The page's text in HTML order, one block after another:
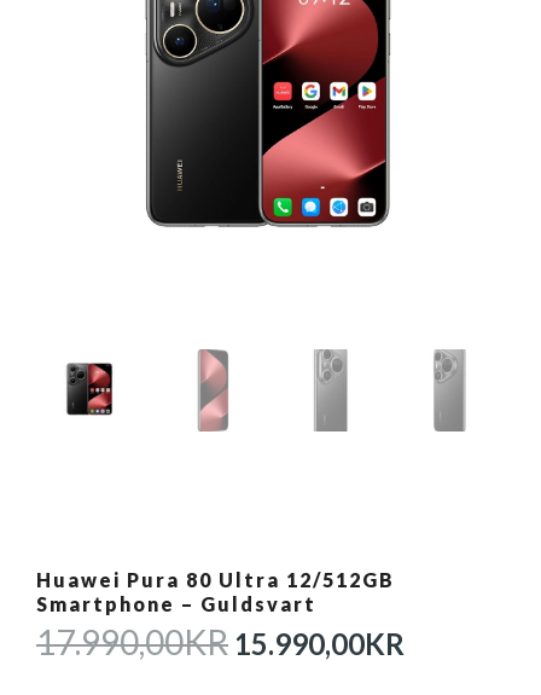
Huawei Pura 80 Ultra 12/512GB
Smartphone – Guldsvart
17.990,00KR DET
URSPRUNGLIGA
15.990,00KR